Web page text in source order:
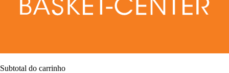
Subtotal do carrinho